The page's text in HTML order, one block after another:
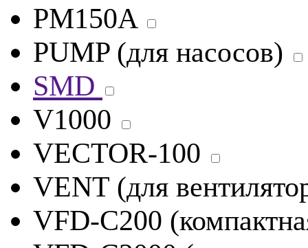
PM150A
PUMP (для насосов)
SMD
V1000
VECTOR-100
VENT (для
VFD-C200